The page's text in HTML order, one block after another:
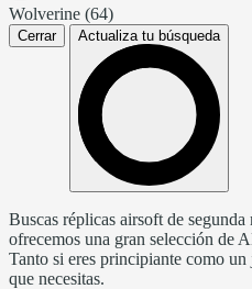
Wolverine (64)
Cerrar Actualiza tu búsqueda
Buscas réplicas airsoft de
ofrecemos una gran selección de
Tanto si eres principiante como
que necesitas.